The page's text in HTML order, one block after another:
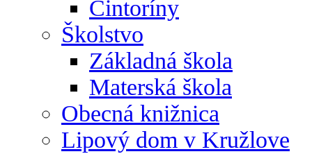
Cintoríny
Školstvo
Základná škola
Materská škola
Obecná knižnica
Lipový dom v Kružlove